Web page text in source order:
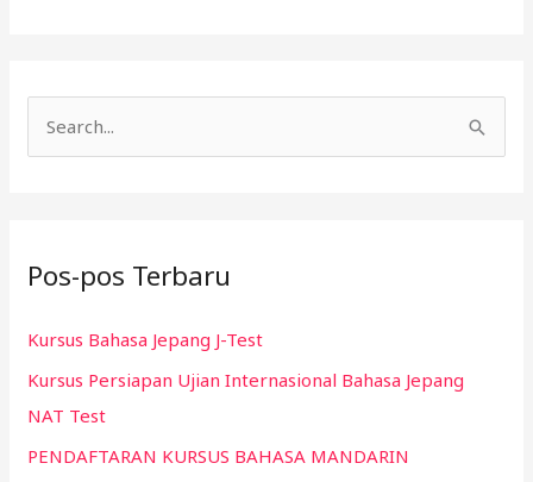
u
t
u
k
:
Pos-pos Terbaru
Kursus Bahasa Jepang J-Test
Kursus Persiapan Ujian Internasional Bahasa Jepang
NAT Test
PENDAFTARAN KURSUS BAHASA MANDARIN